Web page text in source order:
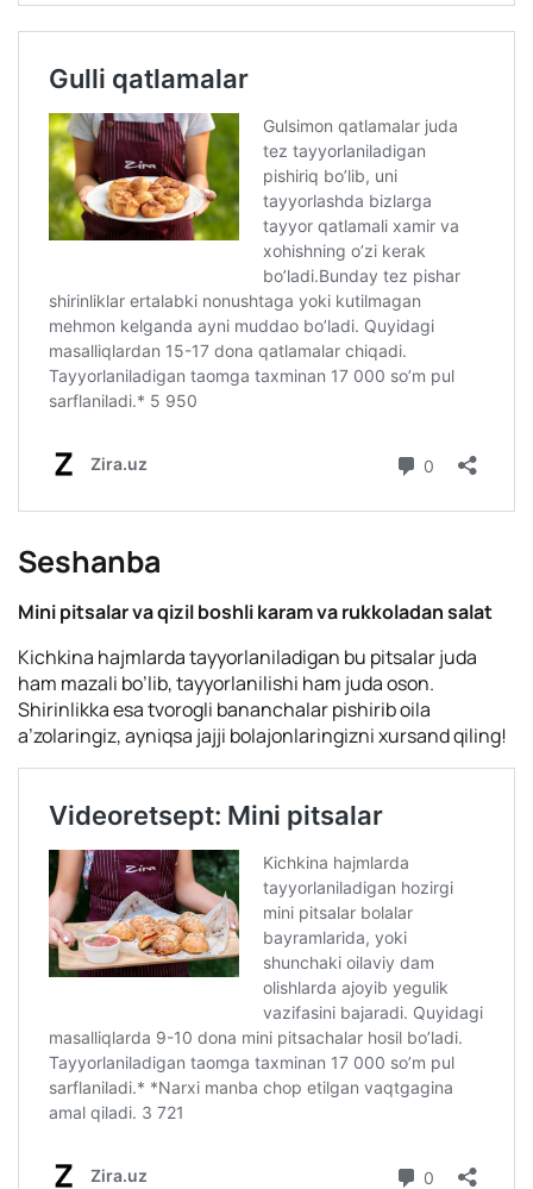
Seshanba
Mini pitsalar va qizil boshli karam va rukkoladan salat
Kichkina hajmlarda tayyorlaniladigan bu pitsalar juda
ham mazali bo’lib, tayyorlanilishi ham juda oson.
Shirinlikka esa tvorogli bananchalar pishirib oila
a’zolaringiz, ayniqsa jajji bolajonlaringizni xursand qiling!